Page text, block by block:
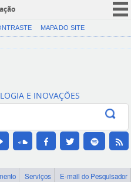
CORONAVÍRUS (COVID-19)
Canais
MAPA DO SITE
E INOVAÇÕES
Serviços
E-mail do Pesquisador